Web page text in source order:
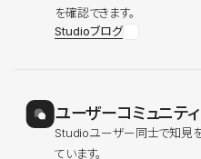
を確認できます。
Studioブログ
ユーザーコミュニティ
Studioユーザー同士で知見
ています。